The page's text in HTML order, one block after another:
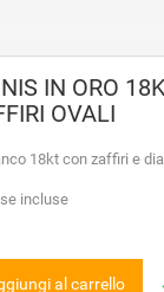
IN ORO
OVALI
18kt con zaffiri e
incluse
al carrello